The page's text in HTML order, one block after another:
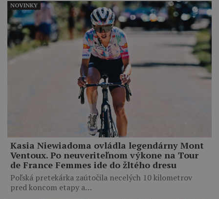
Kasia Niewiadoma ovládla legendárny Mont
Ventoux. Po neuveriteľnom výkone na Tour
de France Femmes ide do žltého dresu
Poľská pretekárka zaútočila necelých 10 kilometrov
pred koncom etapy a…
NOVINKY